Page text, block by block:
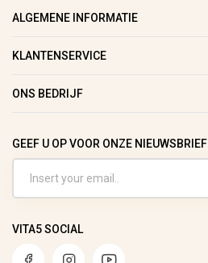
ALGEMENE INFORMATIE
KLANTENSERVICE
ONS BEDRIJF
GEEF U OP VOOR ONZE NIEUWSBRIEF
VITA5 SOCIAL